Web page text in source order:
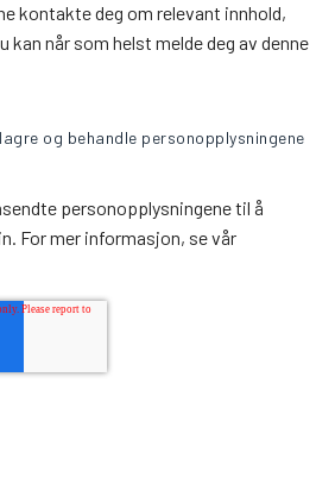
kontakte deg om relevant innhold,
kan når som helst melde deg av denne
og behandle personopplysningene
personopplysningene til å
For mer informasjon, se vår